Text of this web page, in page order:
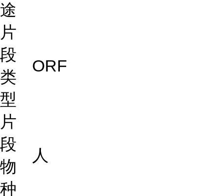
途
片
段
类
型
ORF
片
段
物
种
人